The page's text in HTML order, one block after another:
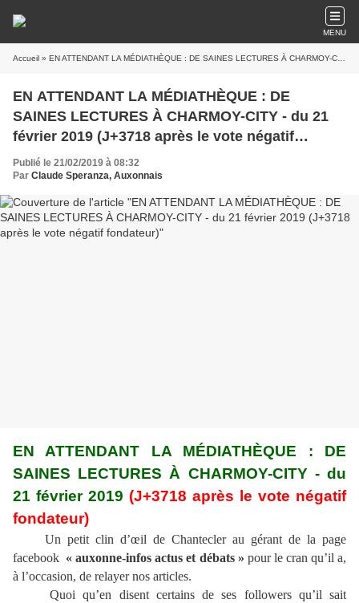
MENU
Accueil » EN ATTENDANT LA MÉDIATHÈQUE : DE SAINES LECTURES À CHARMOY-CITY - du 21 février 2019 (J+3718 après le vote négatif fondateur)
EN ATTENDANT LA MÉDIATHÈQUE : DE
SAINES LECTURES À CHARMOY-CITY - du 21
février 2019 (J+3718 après le vote négatif
fondateur)
Publié le 21/02/2019 à 08:32
Par Claude Speranza, Auxonnais
EN ATTENDANT LA MÉDIATHÈQUE : DE
SAINES LECTURES À CHARMOY-CITY - du
21 février 2019 (J+3718 après le vote négatif
fondateur)
Un petit clin d’œil de Chantecler au gérant de la page
facebook « auxonne-infos actus et débats » pour le cran qu’il a,
à l’occasion, de relayer nos articles.
Quoi qu’en disent certains de ses followers qu’il sait